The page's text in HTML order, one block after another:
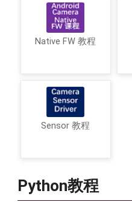
Native FW 教程
Sensor 教程
Python教程